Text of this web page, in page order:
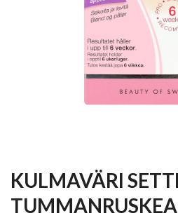
KULMAVÄRI SETTI
TUMMANRUSKEA